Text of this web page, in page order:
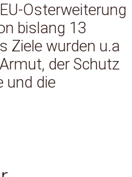
Osterweiterung
bislang 13
Ziele wurden u.a
der Schutz
und die